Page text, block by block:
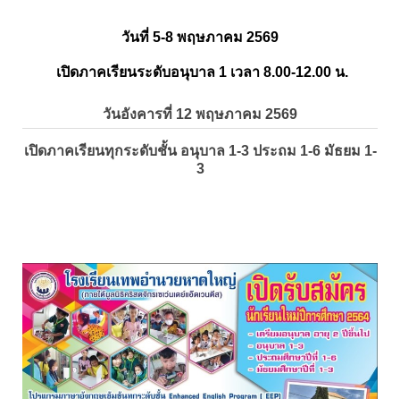
วันที่ 5-8 พฤษภาคม 2569
เปิดภาคเรียนระดับอนุบาล 1 เวลา 8.00-12.00 น.
วันอังคารที่ 12 พฤษภาคม 2569
เปิดภาคเรียนทุกระดับชั้น อนุบาล 1-3 ประถม 1-6 มัธยม 1-
3